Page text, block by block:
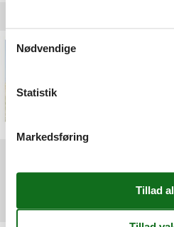
>>
Nødvendige
Statistik
Markedsføring